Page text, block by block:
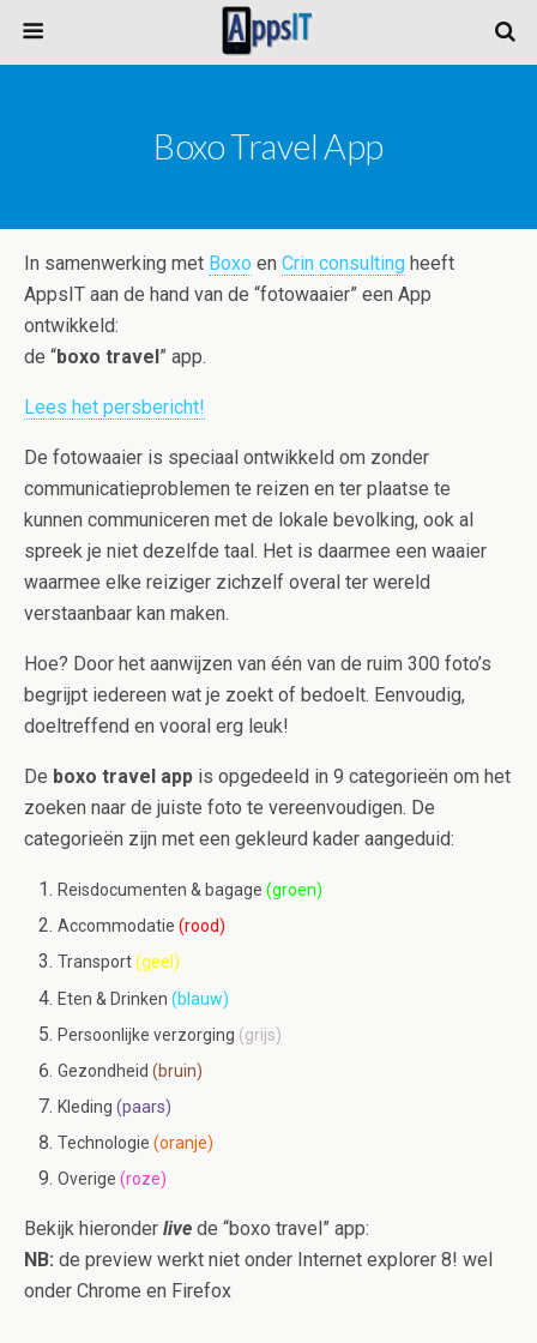
Boxo Travel App
In samenwerking met Boxo en Crin consulting heeft
AppsIT aan de hand van de “fotowaaier” een App
ontwikkeld:
de “boxo travel” app.
Lees het persbericht!
De fotowaaier is speciaal ontwikkeld om zonder
communicatieproblemen te reizen en ter plaatse te
kunnen communiceren met de lokale bevolking, ook al
spreek je niet dezelfde taal. Het is daarmee een waaier
waarmee elke reiziger zichzelf overal ter wereld
verstaanbaar kan maken.
Hoe? Door het aanwijzen van één van de ruim 300 foto’s
begrijpt iedereen wat je zoekt of bedoelt. Eenvoudig,
doeltreffend en vooral erg leuk!
De boxo travel app is opgedeeld in 9 categorieën om het
zoeken naar de juiste foto te vereenvoudigen. De
categorieën zijn met een gekleurd kader aangeduid:
Reisdocumenten & bagage(groen)
Accommodatie(rood)
Transport(geel)
Eten & Drinken(blauw)
Persoonlijke verzorging (grijs)
Gezondheid(bruin)
Kleding(paars)
Technologie(oranje)
Overige(roze)
Bekijk hieronder live de “boxo travel” app:
NB: de preview werkt niet onder Internet explorer 8! wel
onder Chrome en Firefox